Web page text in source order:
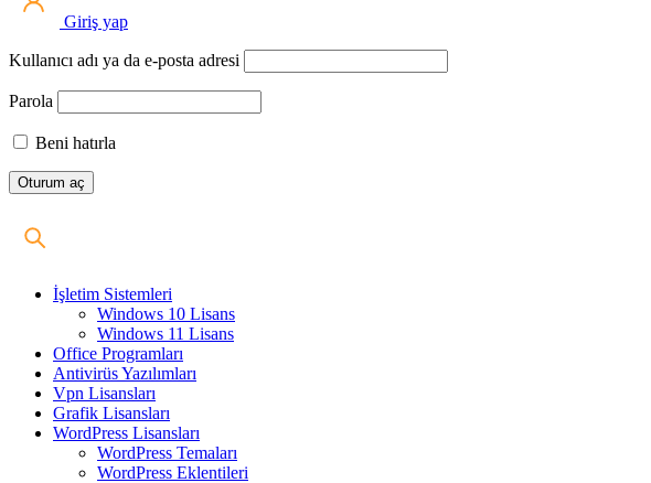
Giriş yap
Kullanıcı adı ya da e-posta adresi
Parola
Beni hatırla
İşletim Sistemleri
Windows 10 Lisans
Windows 11 Lisans
Office Programları
Antivirüs Yazılımları
Vpn Lisansları
Grafik Lisansları
WordPress Lisansları
WordPress Temaları
WordPress Eklentileri